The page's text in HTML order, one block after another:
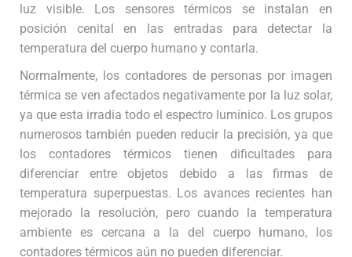
luz visible. Los sensores térmicos se instalan en
posición cenital en las entradas para detectar la
temperatura del cuerpo humano y contarla.
Normalmente, los contadores de personas por imagen
térmica se ven afectados negativamente por la luz solar,
ya que esta irradia todo el espectro lumínico. Los grupos
numerosos también pueden reducir la precisión, ya que
los contadores térmicos tienen dificultades para
diferenciar entre objetos debido a las firmas de
temperatura superpuestas. Los avances recientes han
mejorado la resolución, pero cuando la temperatura
ambiente es cercana a la del cuerpo humano, los
contadores térmicos aún no pueden diferenciar.